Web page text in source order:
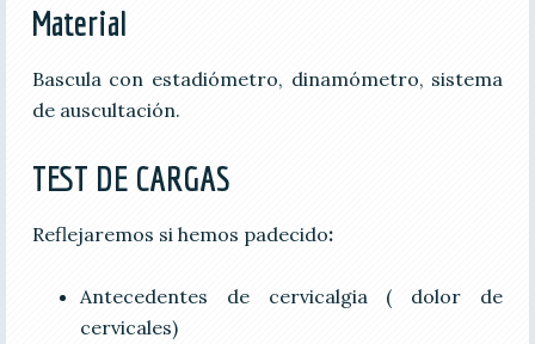
Material
Bascula con estadiómetro, dinamómetro, sistema
de auscultación.
TEST DE CARGAS
Reflejaremos si hemos padecido:
Antecedentes de cervicalgia ( dolor de
cervicales)